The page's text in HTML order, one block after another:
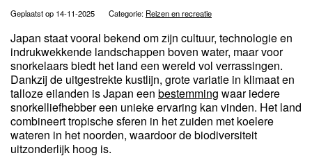
Geplaatst op 14-11-2025 Categorie: Reizen en recreatie
Japan staat vooral bekend om zijn cultuur, technologie en
indrukwekkende landschappen boven water, maar voor
snorkelaars biedt het land een wereld vol verrassingen.
Dankzij de uitgestrekte kustlijn, grote variatie in klimaat en
talloze eilanden is Japan een bestemming waar iedere
snorkelliefhebber een unieke ervaring kan vinden. Het land
combineert tropische sferen in het zuiden met koelere
wateren in het noorden, waardoor de biodiversiteit
uitzonderlijk hoog is.